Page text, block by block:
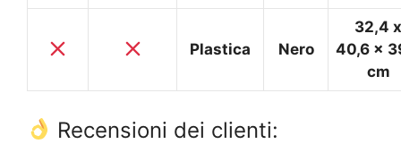
Plastica Nero
32,4 x
40,6 x
cm
Recensioni dei clienti: